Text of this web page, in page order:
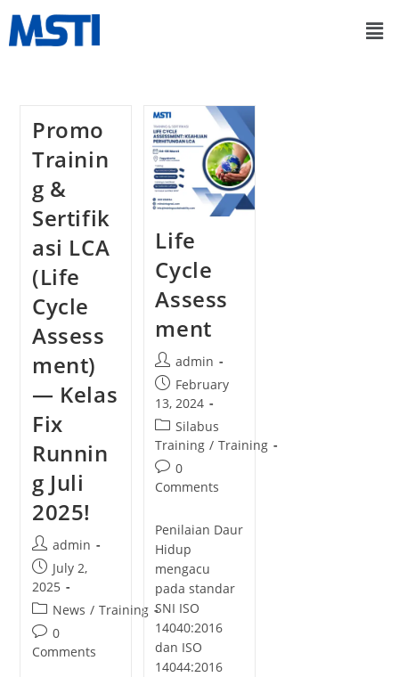
Promo
Trainin
g &
Sertifik
asi LCA
(Life
Cycle
Assess
ment)
— Kelas
Fix
Runnin
g Juli
2025!
admin
July 2,
2025
News / Training
0
Comments
Life
Cycle
Assess
ment
admin
February
13, 2024
Silabus
Training / Training
0
Comments
Penilaian Daur
Hidup
mengacu
pada standar
SNI ISO
14040:2016
dan ISO
14044:2016